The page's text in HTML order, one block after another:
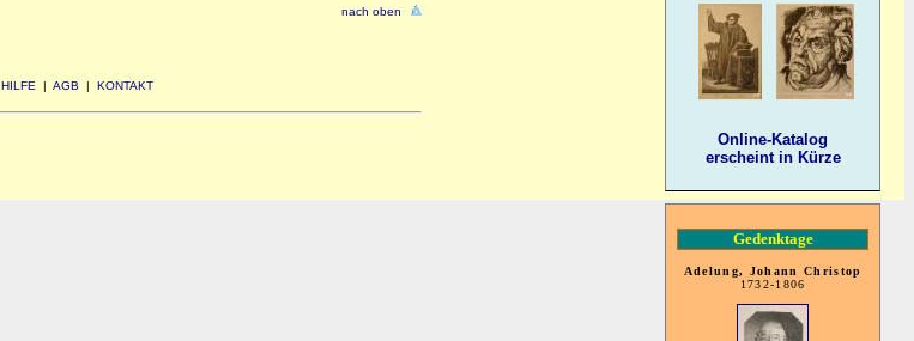
Online-Katalog
erscheint in Kürze
Gedenktage
Adelung, Johann Christop
1732-1806
nach oben
HILFE | AGB | KONTAKT